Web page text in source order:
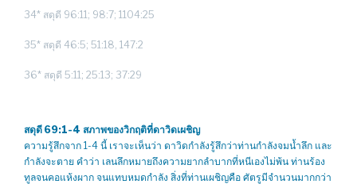
34* สดุดี 96:11; 98:7; 1104:25
35* สดุดี 46:5; 51:18, 147:2
36* สดุดี 5:11; 25:13; 37:29
สดุดี 69:1-4 สภาพของวิกฤติที่ดาวิดเผชิญ
ความรู้สึกจาก 1-4 นี้ เราจะเห็นว่า ดาวิดกำลังรู้สึกว่าท่านกำลังจมน้ำลึก และ
กำลังจะตาย คำว่า เลนลึกหมายถึงความยากลำบากที่หนีเองไม่พ้น ท่านร้อง
ทูลจนคอแห้งผาก จนแทบหมดกำลัง สิ่งที่ท่านเผชิญคือ ศัตรูมีจำนวนมากกว่า